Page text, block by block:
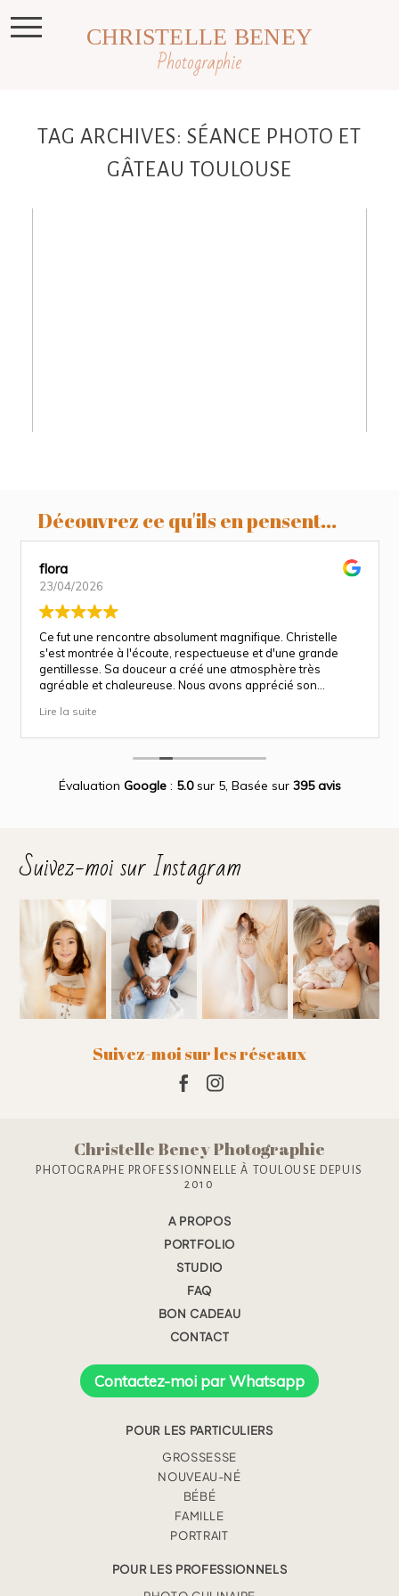
Photographie
CHRISTELLE BENEY
TAG ARCHIVES: SÉANCE PHOTO ET
GÂTEAU TOULOUSE
Découvrez ce qu'ils en pensent...
flora
23/04/2026
Ce fut une rencontre absolument magnifique. Christelle
s'est montrée à l'écoute, respectueuse et d'une grande
gentillesse. Sa douceur a créé une atmosphère très
agréable et chaleureuse. Nous avons apprécié son
(grossesse et naissance). Ce fut une expérience des plus
Encore merci infiniment.
Lire la suite
Évaluation Google: 5.0sur 5, Basée sur 395 avis
Suivez-moi sur Instagram
Suivez-moi sur les réseaux
Christelle Beney Photographie
PHOTOGRAPHE PROFESSIONNELLE À TOULOUSE DEPUIS
2010
A PROPOS
PORTFOLIO
STUDIO
FAQ
BON CADEAU
CONTACT
Contactez-moi par Whatsapp
POUR LES PARTICULIERS
GROSSESSE
NOUVEAU-NÉ
BÉBÉ
FAMILLE
PORTRAIT
POUR LES PROFESSIONNELS